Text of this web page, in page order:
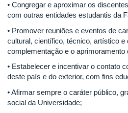
• Congregar e aproximar os
com outras entidades estudantis da
• Promover reuniões e eventos de
cultural, científico, técnico, artístico e
complementação e o
• Estabelecer e incentivar o contato
deste país e do exterior, com fins
• Afirmar sempre o caráter público,
social da Universidade;